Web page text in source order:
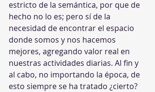
estricto de la semántica, por que de
hecho no lo es; pero sí de la
necesidad de encontrar el espacio
donde somos y nos hacemos
mejores, agregando valor real en
nuestras actividades diarias. Al fin y
al cabo, no importando la época, de
esto siempre se ha tratado ¿cierto?